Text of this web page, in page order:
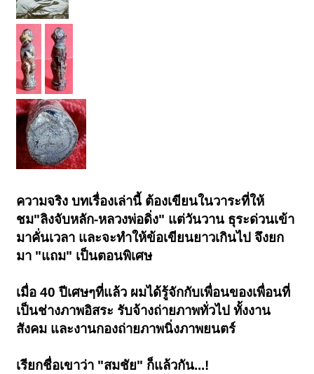
ความจริง บทเรื่องเล่านี้ ต้องเขียนในวาระที่ให้
ชม"ลิงจับหลัก-หลวงพ่อดิ่ง" แต่วันวาน ธุระด่วนเข้า
มาคั่นเวลา และจะทำให้ข้อเขียนยาวเกินไป จึงยก
มา "แถม" เป็นตอนพิเศษ
เมื่อ 40 ปีเศษๆที่แล้ว ผมได้รู้จักกับเพื่อนของเพื่อนที่
เป็นช่างภาพอิสระ รับจ้างถ่ายภาพทั่วไป ทั้งงาน
สังคม และงานกองถ่ายภาพนิ่งภาพยนตร์
เรียกชื่อเขาว่า "สมชัย" ก็แล้วกัน...!